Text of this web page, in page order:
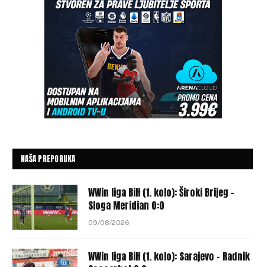
NAŠA PREPORUKA
WWin liga BiH (1. kolo): Široki Brijeg –
Sloga Meridian 0:0
09/08/2026
WWin liga BiH (1. kolo): Sarajevo – Radnik